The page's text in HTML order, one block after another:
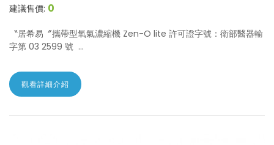
建議售價: 0
〝居希易〞攜帶型氧氣濃縮機 Zen-O lite 許可證字號：衛部醫器輸
字第 03 2599 號 ...
觀看詳細介紹